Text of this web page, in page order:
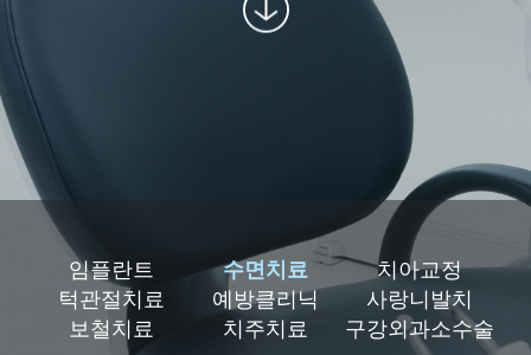
임플란트 수면치료
치아교정
턱관절치료
예방클리닉
사랑니발치
보철치료
치주치료 구강외과소수술